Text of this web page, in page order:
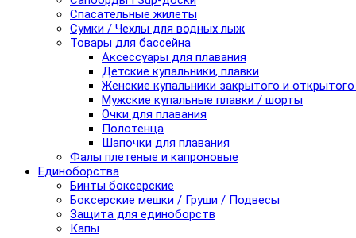
Спасательные жилеты
Сумки / Чехлы для водных лыж
Товары для бассейна
Аксессуары для плавания
Детские купальники, плавки
Женские купальники закрытого и
Мужские купальные плавки / шорты
Очки для плавания
Полотенца
Шапочки для плавания
Фалы плетеные и капроновые
Единоборства
Бинты боксерские
Боксерские мешки / Груши / Подвесы
Защита для единоборств
Капы